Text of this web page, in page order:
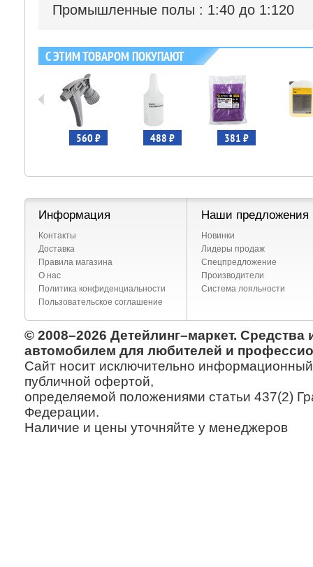
Промышленные полы : 1:40 до 1:120
С ЭТИМ ТОВАРОМ ПОКУПАЮТ
560 ₽ 488 ₽ 381 ₽
Информация
Контакты
Доставка
Правила магазина
О нас
Политика конфиденциальности
Пользовательское соглашение
Наши предложения
Новинки
Лидеры продаж
Спецпредложение
Производители
Система лояльности
© 2008–2026 Детейлинг–маркет. Средства
автомобилем для любителей и
Сайт носит исключительно информационный
публичной офертой,
определяемой положениями статьи 437(2)
Федерации.
Наличие и цены уточняйте у менеджеров